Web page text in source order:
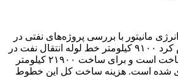
مانیتور با بررسی پروژه‌های نفتی در
کشورهای مختلف اعلام کرد ۹۱۰۰ کیلومتر خط لوله انتقال نفت در
سطح جهان در دست ساخت است و برای ساخت ۲۱۹۰۰ کیلومتر
شده است. هزینه ساخت کل این خطوط